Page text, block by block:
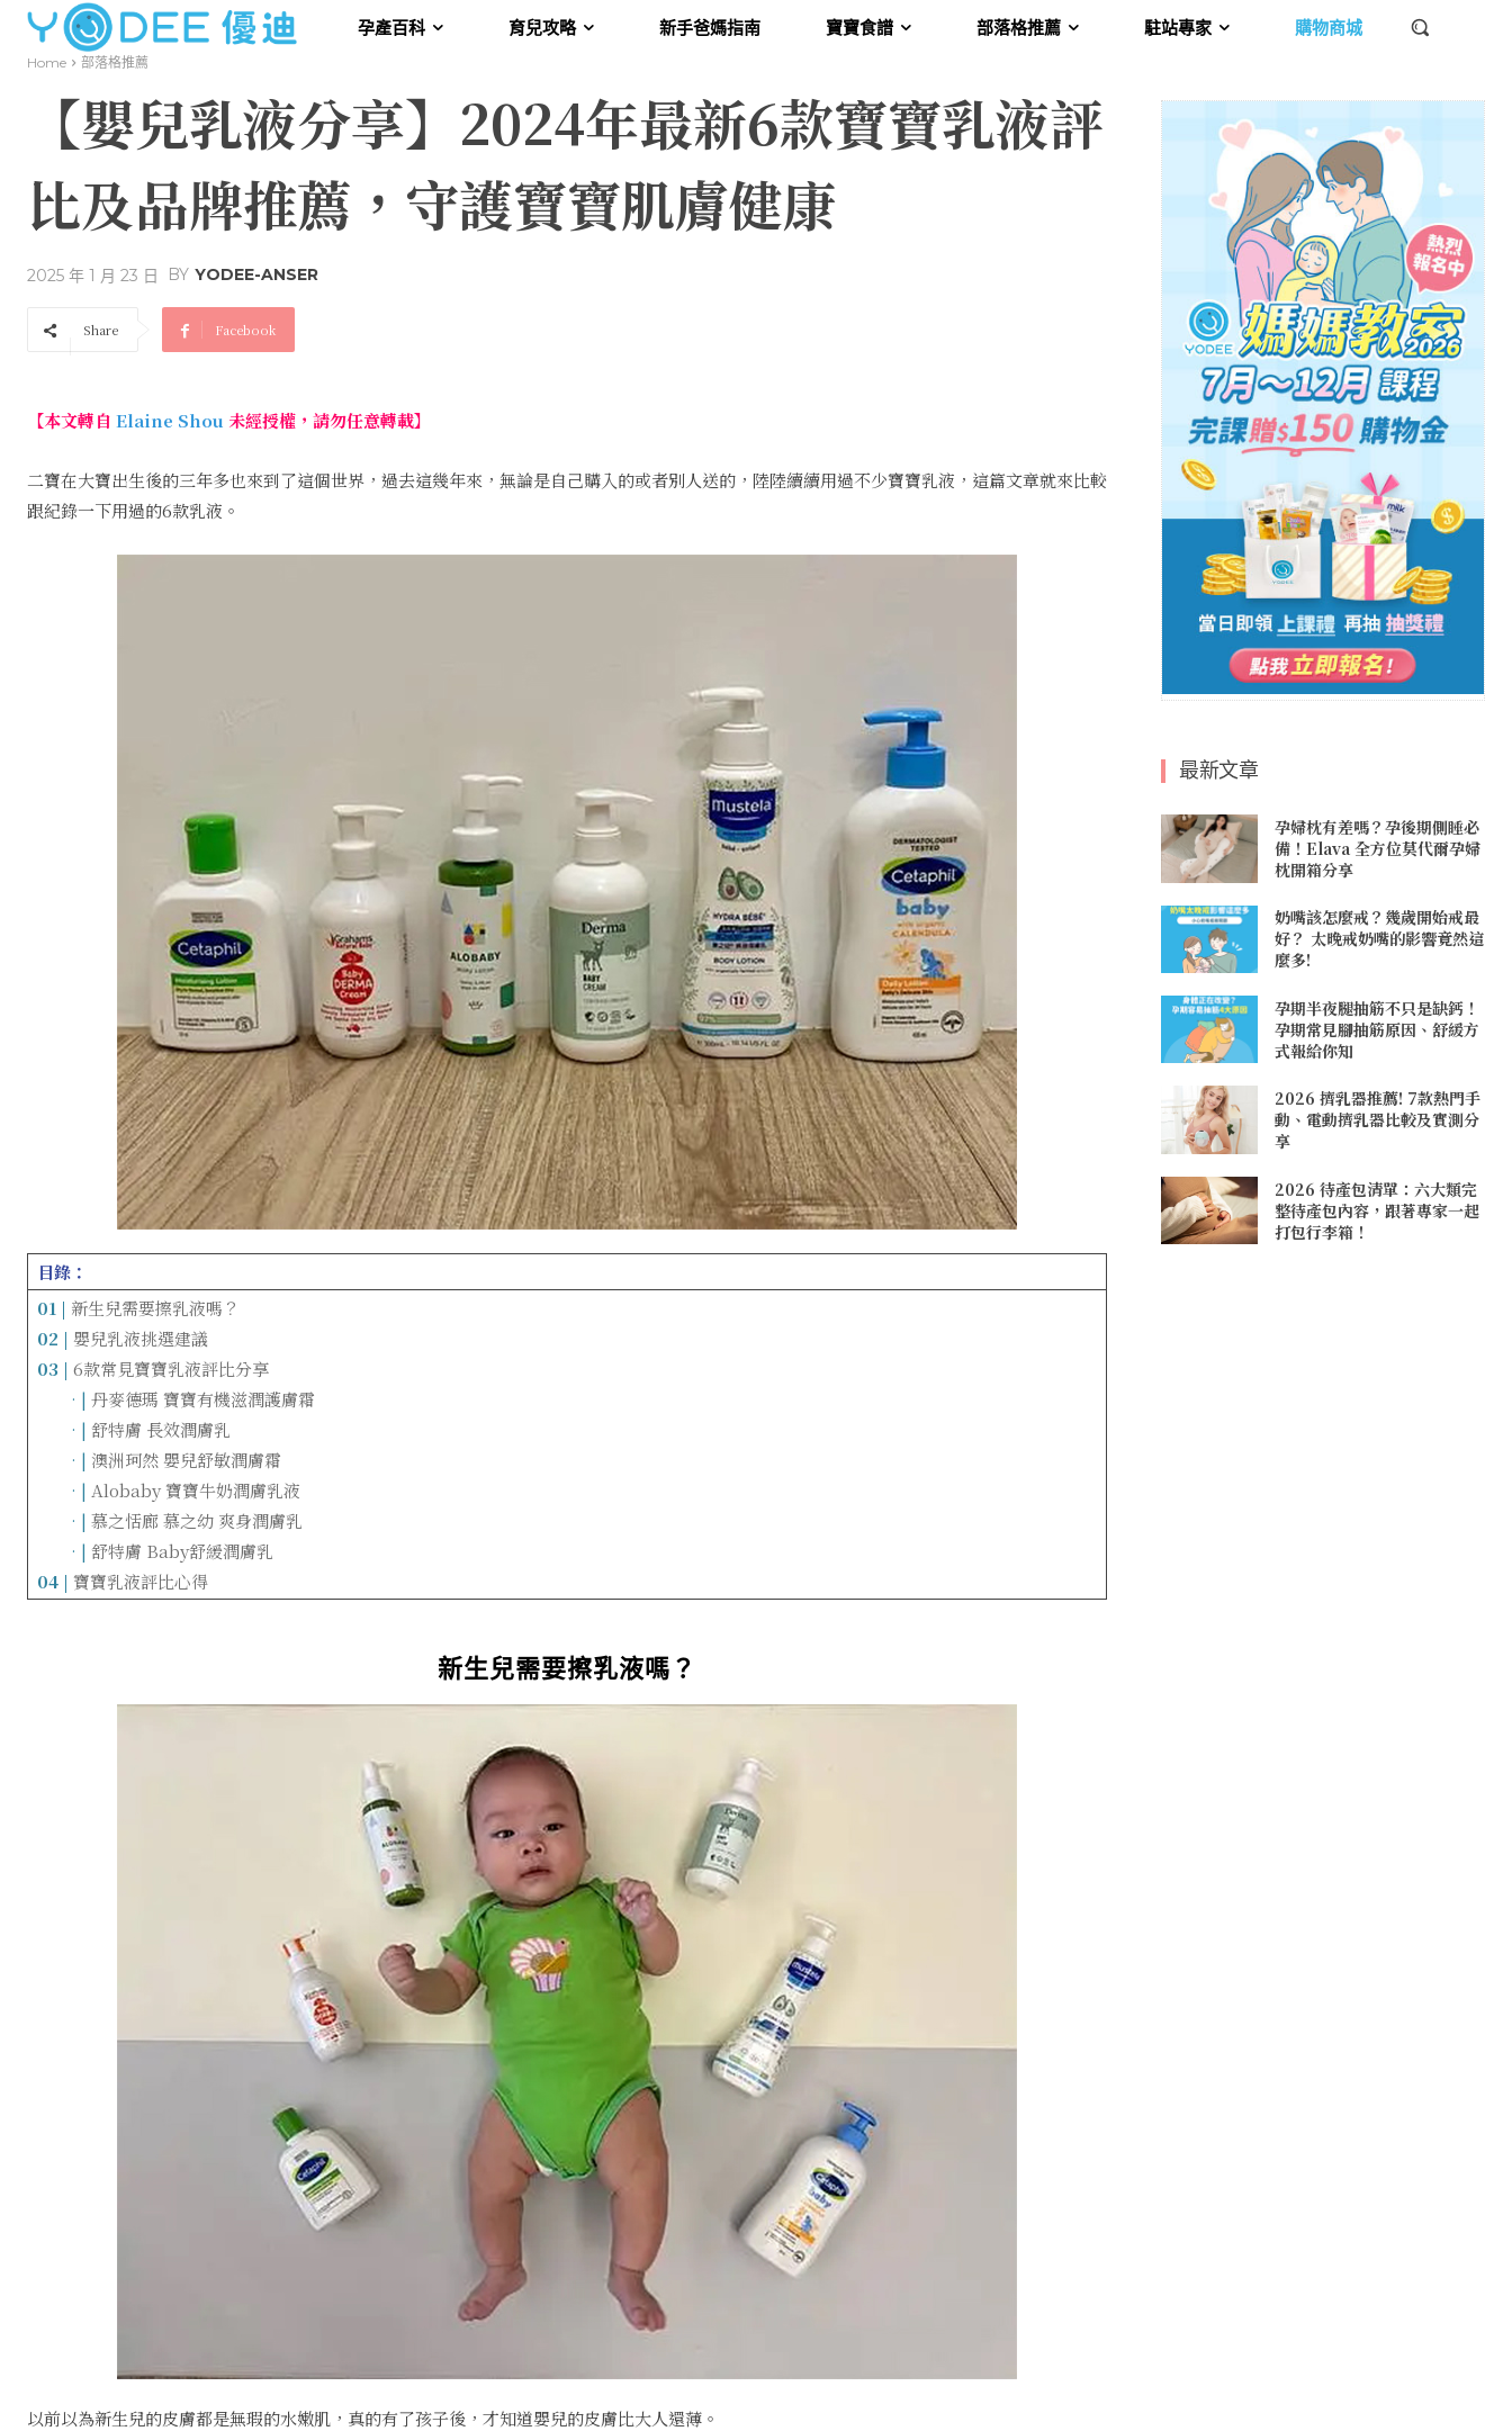
孕產百科 育兒攻略 新手爸媽指南 寶寶食譜 部落格推薦 駐站專家 購物商城
Home 部落格推薦
【嬰兒乳液分享】2024年最新6款寶寶乳液評
比及品牌推薦，守護寶寶肌膚健康
2025 年 1 月 23 日 BY YODEE-ANSER
Share Facebook
【本文轉自 Elaine Shou 未經授權，請勿任意轉載】
二寶在大寶出生後的三年多也來到了這個世界，過去這幾年來，無論是自己購入的或者別人送的，陸陸續續用過不少寶寶乳液，這篇文章就來比較
跟紀錄一下用過的6款乳液。
目錄：
01 | 新生兒需要擦乳液嗎？
02 | 嬰兒乳液挑選建議
03 | 6款常見寶寶乳液評比分享
· | 丹麥德瑪 寶寶有機滋潤護膚霜
· | 舒特膚 長效潤膚乳
· | 澳洲珂然 嬰兒舒敏潤膚霜
· | Alobaby 寶寶牛奶潤膚乳液
· | 慕之恬廊 慕之幼 爽身潤膚乳
· | 舒特膚 Baby舒緩潤膚乳
04 | 寶寶乳液評比心得
新生兒需要擦乳液嗎？
以前以為新生兒的皮膚都是無瑕的水嫩肌，真的有了孩子後，才知道嬰兒的皮膚比大人還薄。
最新文章
孕婦枕有差嗎？孕後期側睡必
備！Elava 全方位莫代爾孕婦
枕開箱分享
奶嘴該怎麼戒？幾歲開始戒最
好？ 太晚戒奶嘴的影響竟然這
麼多!
孕期半夜腿抽筋不只是缺鈣！
孕期常見腳抽筋原因、舒緩方
式報給你知
2026 擠乳器推薦! 7款熱門手
動、電動擠乳器比較及實測分
享
2026 待產包清單：六大類完
整待產包內容，跟著專家一起
打包行李箱！